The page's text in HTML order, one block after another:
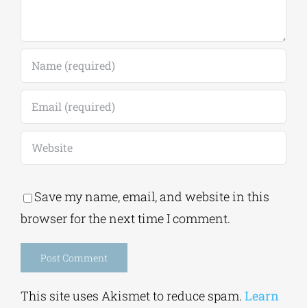
Save my name, email, and website in this
browser for the next time I comment.
This site uses Akismet to reduce spam. Learn